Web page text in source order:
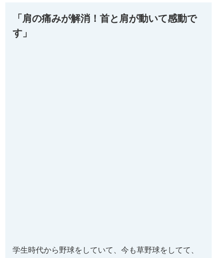
「肩の痛みが解消！首と肩が動いて感動で
す」
学生時代から野球をしていて、今も草野球をしてて、